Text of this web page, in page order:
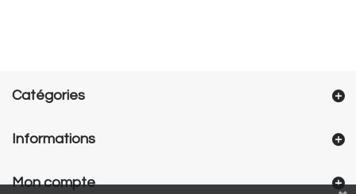
Catégories
Informations
Mon compte